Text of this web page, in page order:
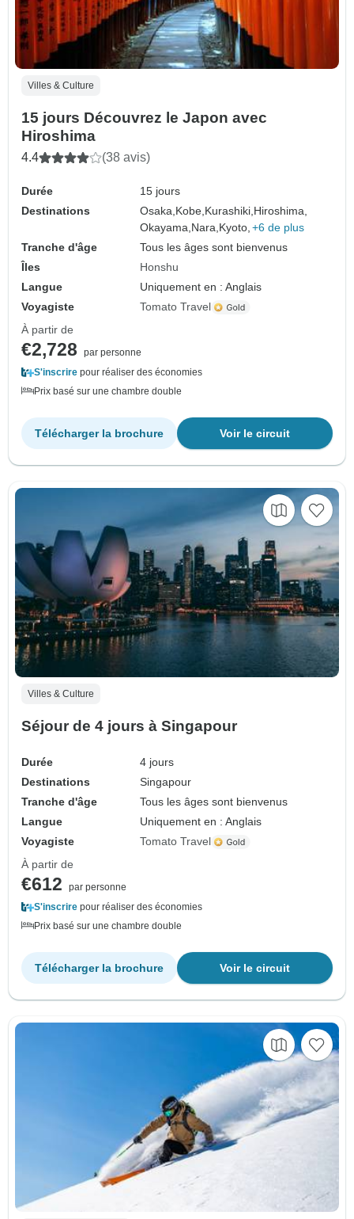
Villes & Culture
15 jours Découvrez le Japon avec
Hiroshima
4.4 (38 avis)
Durée
15 jours
Destinations
Osaka, Kobe, Kurashiki, Hiroshima,
Okayama, Nara, Kyoto, +6 de plus
Tranche d'âge
Tous les âges sont bienvenus
Îles
Honshu
Langue
Uniquement en : Anglais
Voyagiste
Tomato Travel
À partir de
€2,728
par personne
S'inscrire pour réaliser des économies
Prix basé sur une chambre double
Voir le circuit
Télécharger la brochure
Villes & Culture
Séjour de 4 jours à Singapour
Durée
4 jours
Destinations
Singapour
Tranche d'âge
Tous les âges sont bienvenus
Langue
Uniquement en : Anglais
Voyagiste
Tomato Travel
À partir de
€612
par personne
S'inscrire pour réaliser des économies
Prix basé sur une chambre double
Voir le circuit
Télécharger la brochure